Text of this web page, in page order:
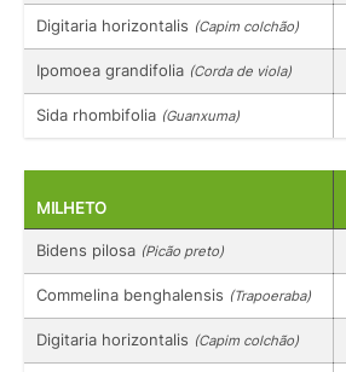
Digitaria horizontalis (Capim colchão)
Ipomoea grandifolia (Corda de viola)
Sida rhombifolia (Guanxuma)
MILHETO
Bidens pilosa (Picão preto)
Commelina benghalensis (Trapoeraba)
Digitaria horizontalis (Capim colchão)